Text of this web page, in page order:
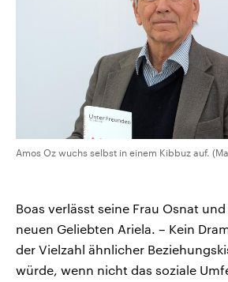
Amos Oz wuchs selbst in einem Kibbuz auf.
Boas verlässt seine Frau Osnat
neuen Geliebten Ariela. – Kein
der Vielzahl ähnlicher
würde, wenn nicht das soziale